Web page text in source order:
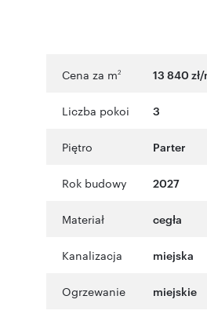
Cena za m2 13 840 zł/
Liczba pokoi 3
Piętro Parter
Rok budowy 2027
Materiał cegła
Kanalizacja miejska
Ogrzewanie miejskie